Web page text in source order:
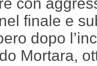
finale e
dopo
Mortara,